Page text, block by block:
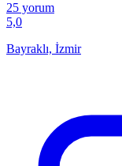
25 yorum
5,0
Bayraklı, İzmir